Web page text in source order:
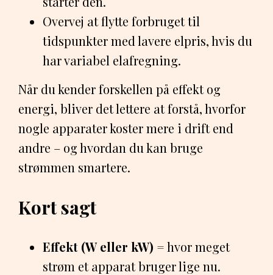
Overvej at flytte forbruget til
tidspunkter med lavere elpris, hvis du
har variabel elafregning.
Når du kender forskellen på effekt og
energi, bliver det lettere at forstå, hvorfor
nogle apparater koster mere i drift end
andre – og hvordan du kan bruge
strømmen smartere.
Kort sagt
Effekt (W eller kW) = hvor meget
strøm et apparat bruger lige nu.